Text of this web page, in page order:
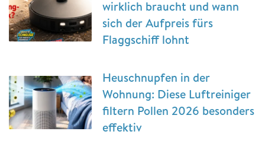
wirklich braucht und wann
sich der Aufpreis fürs
Flaggschiff lohnt
Heuschnupfen in der
Wohnung: Diese Luftreiniger
filtern Pollen 2026 besonders
effektiv